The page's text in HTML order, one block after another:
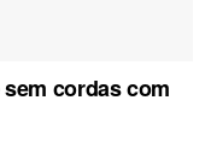
cordas com